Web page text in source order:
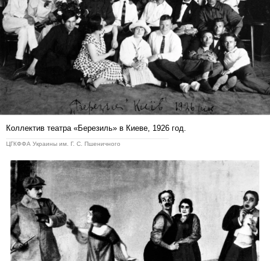
Коллектив театра «Березиль» в Киеве, 1926 год.
ЦГКФФА Украины им. Г. С. Пшеничного